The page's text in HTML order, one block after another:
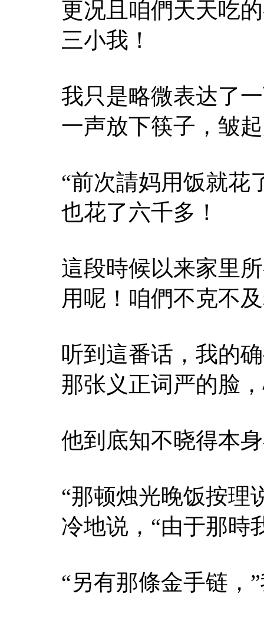
更况且咱們天天吃
三小我！
我只是略微表达了
一声放下筷子，皱
“前次請妈用饭就花
也花了六千多！
這段時候以来家里
用呢！咱們不克不
听到這番话，我的
那张义正词严的脸
他到底知不晓得本
“那顿烛光晚饭按理
冷地说，“由于那時
“另有那條金手链，